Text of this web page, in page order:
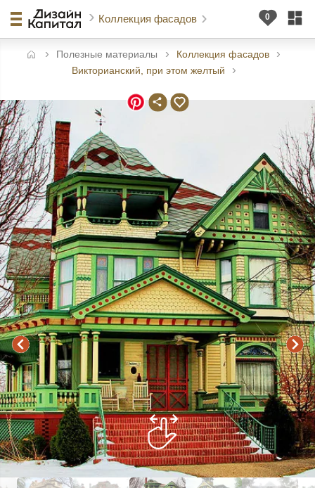
Коллекция фасадов
Полезные материалы
Коллекция фасадов
Викторианский, при этом желтый